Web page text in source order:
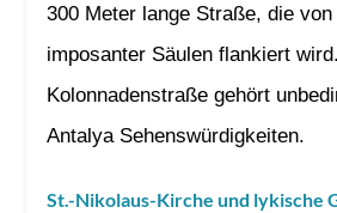
300 Meter lange Straße, die
imposanter Säulen flankiert
Kolonnadenstraße gehört
Antalya Sehenswürdigkeiten.
St.-Nikolaus-Kirche und lykische